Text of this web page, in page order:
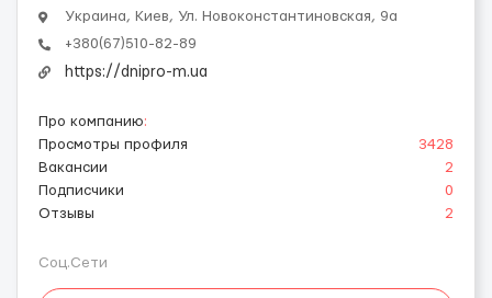
Украина, Киев, Ул. Новоконстантиновская, 9а
+380(67)510-82-89
https://dnipro-m.ua
Про компанию:
Просмотры профиля
3428
Вакансии
2
Подписчики
0
Отзывы
2
Соц.Сети